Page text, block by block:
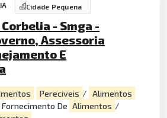
Cidade Pequena
- Smga -
Assessoria
E
Pereciveis / Alimentos
De Alimentos /